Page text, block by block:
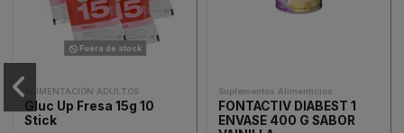
Fuera de stock
ALIMENTACIÓN ADULTOS
Gluc Up Fresa 15g 10
Stick
Suplementos Alimenticios
FONTACTIV DIABEST 1
ENVASE 400 G SABOR